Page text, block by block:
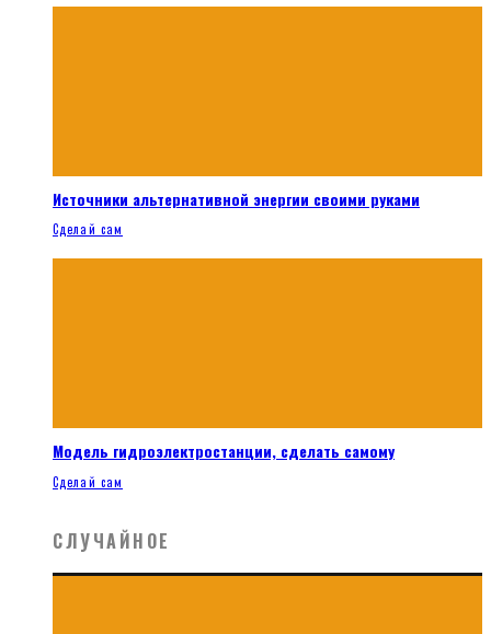
Источники альтернативной энергии своими руками
Сделай сам
Модель гидроэлектростанции, сделать самому
Сделай сам
СЛУЧАЙНОЕ